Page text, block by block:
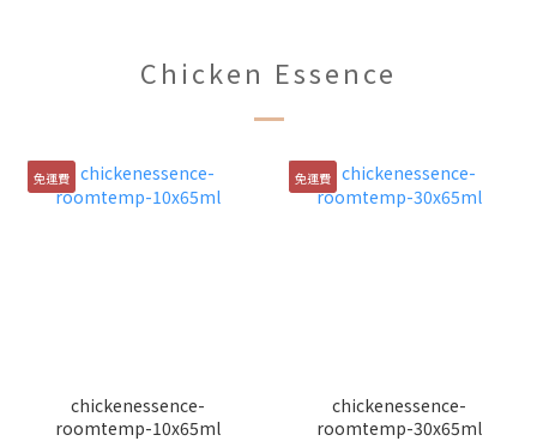
Chicken Essence
免運費
chickenessence-
roomtemp-10x65ml
免運費
chickenessence-
roomtemp-30x65ml